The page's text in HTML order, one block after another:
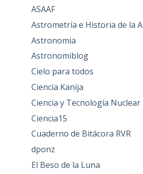
ASAAF
Astrometría e Historia de la
Astronomia
Astronomiblog
Cielo para todos
Ciencia Kanija
Ciencia y Tecnología Nuclear
Ciencia15
Cuaderno de Bitácora RVR
dponz
El Beso de la Luna